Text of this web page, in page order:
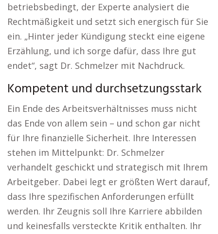
betriebsbedingt, der Experte analysiert die
Rechtmäßigkeit und setzt sich energisch für Sie
ein. „Hinter jeder Kündigung steckt eine eigene
Erzählung, und ich sorge dafür, dass Ihre gut
endet“, sagt Dr. Schmelzer mit Nachdruck.
Kompetent und durchsetzungsstark
Ein Ende des Arbeitsverhältnisses muss nicht
das Ende von allem sein – und schon gar nicht
für Ihre finanzielle Sicherheit. Ihre Interessen
stehen im Mittelpunkt: Dr. Schmelzer
verhandelt geschickt und strategisch mit Ihrem
Arbeitgeber. Dabei legt er größten Wert darauf,
dass Ihre spezifischen Anforderungen erfüllt
werden. Ihr Zeugnis soll Ihre Karriere abbilden
und keinesfalls versteckte Kritik enthalten. Ihr